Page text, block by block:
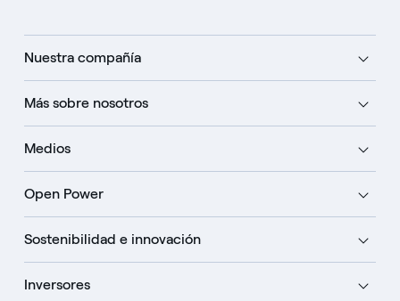
Nuestra compañía
Más sobre nosotros
Medios
Open Power
Sostenibilidad e innovación
Inversores